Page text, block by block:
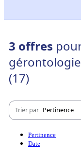
3 offres
(17)
Trier par Pertinence
Pertinence
Date